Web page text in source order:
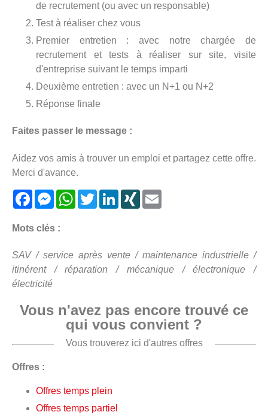
de recrutement (ou avec un responsable)
Test à réaliser chez vous
Premier entretien : avec notre chargée de
recrutement et tests à réaliser sur site, visite
d'entreprise suivant le temps imparti
Deuxième entretien : avec un N+1 ou N+2
Réponse finale
Faites passer le message :
Aidez vos amis à trouver un emploi et partagez cette offre.
Merci d'avance.
FacebookMessenger
WhatsApp
TwitterLinkedIn
XING
Mots clés :
SAV / service après vente / maintenance industrielle /
itinérent / réparation / mécanique / électronique /
électricité
Vous n'avez pas encore trouvé ce
qui vous convient ?
Vous trouverez ici d'autres offres
Offres :
Offres temps plein
Offres temps partiel